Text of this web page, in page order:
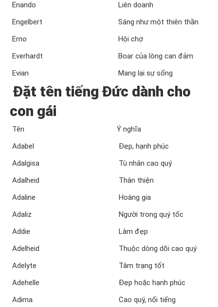
Enando
Liên doanh
Engelbert
Sáng như một thiên thần
Erno
Hội chợ
Everhardt
Boar của lòng can đảm
Evian
Mang lại sự sống
Đặt tên tiếng Đức dành cho
con gái
Tên
Ý nghĩa
Adabel
Đẹp, hạnh phúc
Adalgisa
Tù nhân cao quý
Adalheid
Thân thiện
Adaline
Hoàng gia
Adaliz
Người trong quý tốc
Addie
Làm đẹp
Adelheid
Thuộc dòng dõi cao quý
Adelyte
Tâm trạng tốt
Adehelle
Đẹp hoặc hạnh phúc
Adima
Cao quý, nổi tiếng